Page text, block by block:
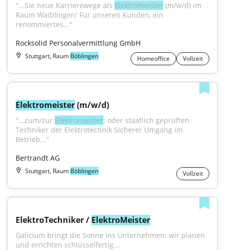
"...Sie neue Karrierewege als Elektromeister (m/w/d) im
Raum Waiblingen! Für unseren Kunden, ein
renommiertes..."
Rocksolid Personalvermittlung GmbH
Stuttgart, Raum Böblingen Homeoffice Vollzeit
Elektromeister (m/w/d)
"...zum/zur Elektromeister: oder staatlich geprüften
Techniker der Elektrotechnik Sicherer Umgang im
Betrieb..."
Bertrandt AG
Stuttgart, Raum Böblingen Vollzeit
ElektroTechniker / ElektroMeister
Galicium bringt die Sonne ins Unternehmen: wir planen
und errichten schlüsselfertig...